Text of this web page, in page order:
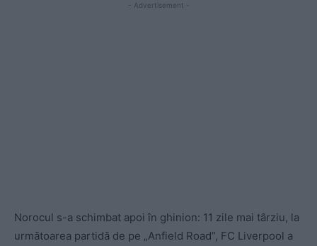
- Advertisement -
Norocul s-a schimbat apoi în ghinion: 11 zile mai târziu, la
următoarea partidă de pe „Anfield Road”, FC Liverpool a